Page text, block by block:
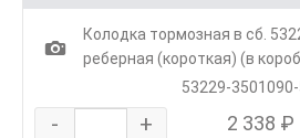
1
Колодка тормозная в сб.
реберная (короткая) (в
53229-3501090-
- + 2 338 ₽